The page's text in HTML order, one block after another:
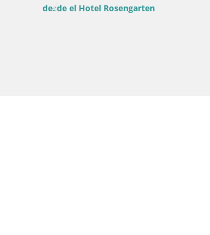
Webcam Gitschlift / telesilla Gitsch –